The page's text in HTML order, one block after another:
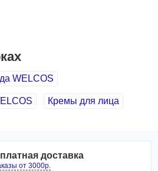
крови и способствует
и влагоудерживающее
морщины;
обеспечивает мощную
WELCOS
Кремы для лица
доставка
от 3000р.